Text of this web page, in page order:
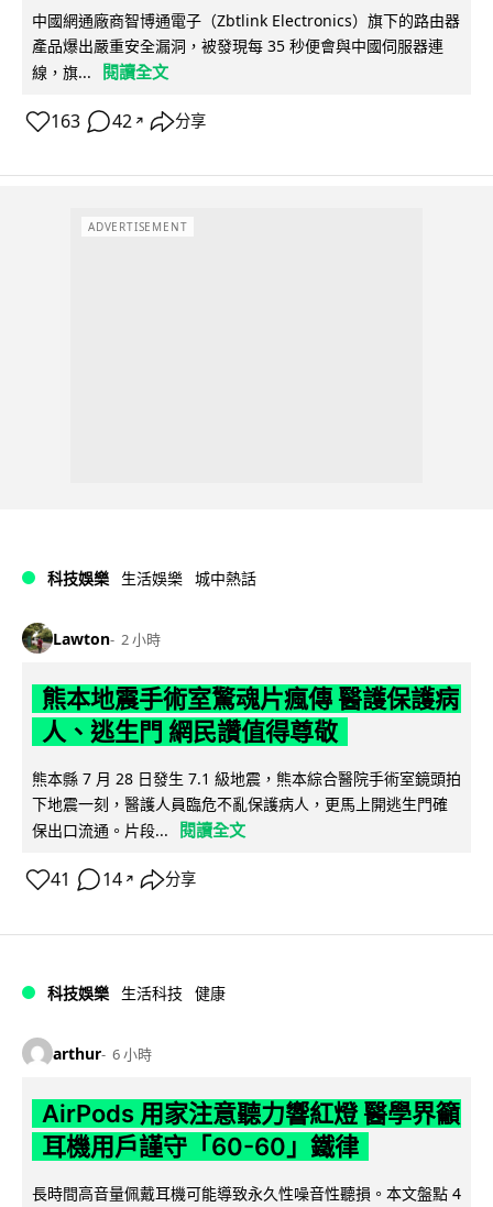
中國網通廠商智博通電子（Zbtlink Electronics）旗下的路由器
產品爆出嚴重安全漏洞，被發現每 35 秒便會與中國伺服器連
線，旗...
閱讀全文
163 42 ↗ 分享
ADVERTISEMENT
科技娛樂 生活娛樂 城中熱話
Lawton 2 小時
熊本地震手術室驚魂片瘋傳 醫護保護病
人、逃生門 網民讚值得尊敬
熊本縣 7 月 28 日發生 7.1 級地震，熊本綜合醫院手術室鏡頭拍
下地震一刻，醫護人員臨危不亂保護病人，更馬上開逃生門確
保出口流通。片段...
閱讀全文
41 14 ↗ 分享
科技娛樂 生活科技 健康
arthur 6 小時
AirPods 用家注意聽力響紅燈 醫學界籲
耳機用戶謹守「60-60」鐵律
長時間高音量佩戴耳機可能導致永久性噪音性聽損。本文盤點 4